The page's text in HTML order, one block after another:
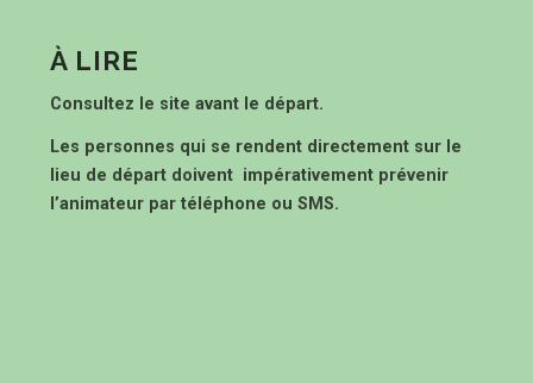
À LIRE
Consultez le site avant le départ.
Les personnes qui se rendent directement sur le
lieu de départ doivent impérativement prévenir
l’animateur par téléphone ou SMS.